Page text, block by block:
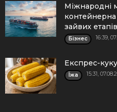
Міжнародні
контейнерна
зайвих етапів
Бізнес 16:39,
Експрес-
Їжа 15:31,